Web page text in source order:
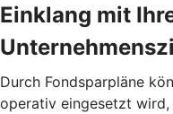
Einklang mit
Durch Fondsparpläne
operativ eingesetzt